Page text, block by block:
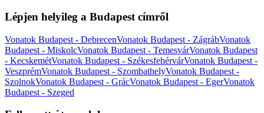
Lépjen helyileg a Budapest címről
Vonatok Budapest - DebrecenVonatok Budapest - ZágrábVonatok
Budapest - MiskolcVonatok Budapest - TemesvárVonatok Budapest
- KecskemétVonatok Budapest - SzékesfehérvárVonatok Budapest -
VeszprémVonatok Budapest - SzombathelyVonatok Budapest -
SzolnokVonatok Budapest - GrácVonatok Budapest - EgerVonatok
Budapest - Szeged